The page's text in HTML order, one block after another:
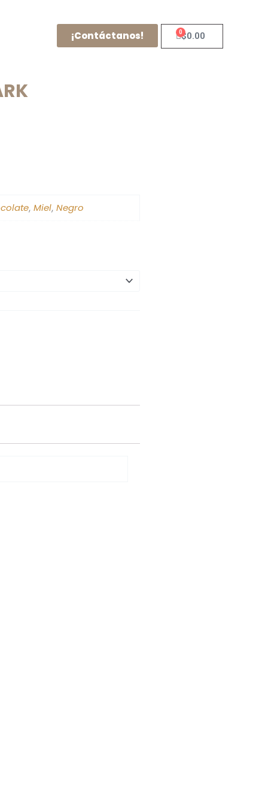
¡Contáctanos! $0.00
0
Cart
, Miel, Negro